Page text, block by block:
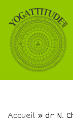
Aller
au
contenu
Accueil » dr N.